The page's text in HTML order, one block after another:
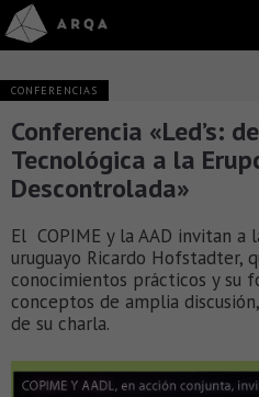
CONFERENCIAS
Conferencia «Led’s:
Tecnológica a la
Descontrolada»
El COPIME y la AAD invitan
uruguayo Ricardo Hofstadter,
conocimientos prácticos y su
conceptos de amplia
de su charla.